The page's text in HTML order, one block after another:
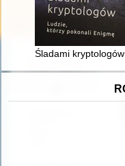
Śladami